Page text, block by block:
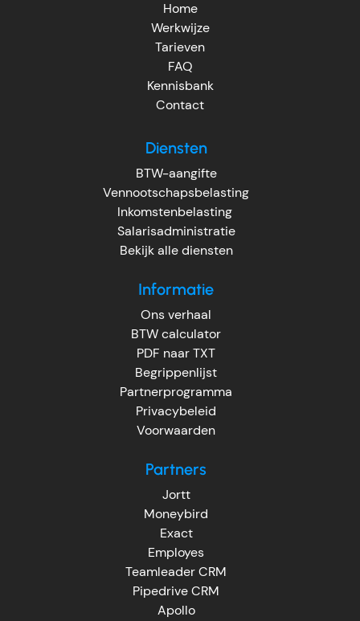
Home
Werkwijze
Tarieven
FAQ
Kennisbank
Contact
Diensten
BTW-aangifte
Vennootschapsbelasting
Inkomstenbelasting
Salarisadministratie
Bekijk alle diensten
Informatie
Ons verhaal
BTW calculator
PDF naar TXT
Begrippenlijst
Partnerprogramma
Privacybeleid
Voorwaarden
Partners
Jortt
Moneybird
Exact
Employes
Teamleader CRM
Pipedrive CRM
Apollo